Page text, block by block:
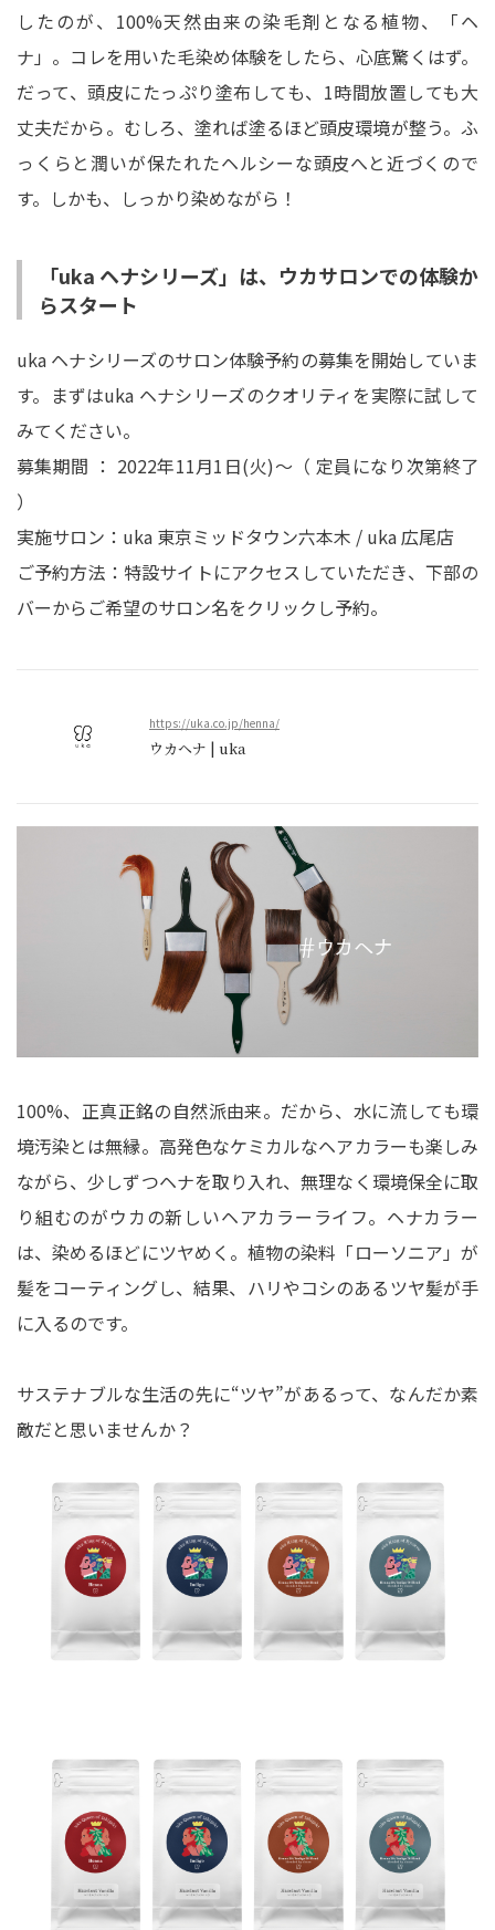
したのが、100%天然由来の染毛剤となる植物、「ヘ
ナ」。コレを用いた毛染め体験をしたら、心底驚くはず。
だって、頭皮にたっぷり塗布しても、1時間放置しても大
丈夫だから。むしろ、塗れば塗るほど頭皮環境が整う。ふ
っくらと潤いが保たれたヘルシーな頭皮へと近づくので
す。しかも、しっかり染めながら！
「uka ヘナシリーズ」は、ウカサロンでの体験か
らスタート
uka ヘナシリーズのサロン体験予約の募集を開始していま
す。まずはuka ヘナシリーズのクオリティを実際に試して
みてください。
募集期間 ： 2022年11月1日(火)～（ 定員になり次第終了
）
実施サロン：uka 東京ミッドタウン六本木 / uka 広尾店
ご予約方法：特設サイトにアクセスしていただき、下部の
バーからご希望のサロン名をクリックし予約。
https://uka.co.jp/henna/
ウカヘナ | uka
100%、正真正銘の自然派由来。だから、水に流しても環
境汚染とは無縁。高発色なケミカルなヘアカラーも楽しみ
ながら、少しずつヘナを取り入れ、無理なく環境保全に取
り組むのがウカの新しいヘアカラーライフ。ヘナカラー
は、染めるほどにツヤめく。植物の染料「ローソニア」が
髪をコーティングし、結果、ハリやコシのあるツヤ髪が手
に入るのです。
サステナブルな生活の先に“ツヤ”があるって、なんだか素
敵だと思いませんか？